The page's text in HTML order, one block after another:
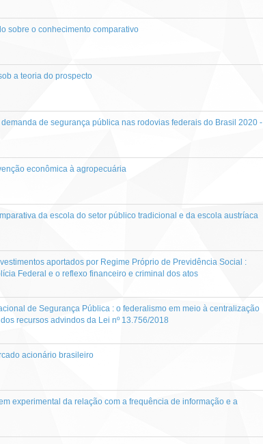
sobre o conhecimento comparativo
a teoria do prospecto
de segurança pública nas rodovias federais do Brasil 2020 -
econômica à agropecuária
da escola do setor público tradicional e da escola austríaca
aportados por Regime Próprio de Previdência Social :
Federal e o reflexo financeiro e criminal dos atos
de Segurança Pública : o federalismo em meio à centralização
recursos advindos da Lei nº 13.756/2018
acionário brasileiro
experimental da relação com a frequência de informação e a